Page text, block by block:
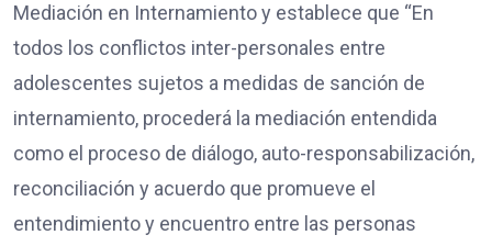
Mediación en Internamiento y establece que “En
todos los conflictos inter-personales entre
adolescentes sujetos a medidas de sanción de
internamiento, procederá la mediación entendida
como el proceso de diálogo, auto-responsabilización,
reconciliación y acuerdo que promueve el
entendimiento y encuentro entre las personas